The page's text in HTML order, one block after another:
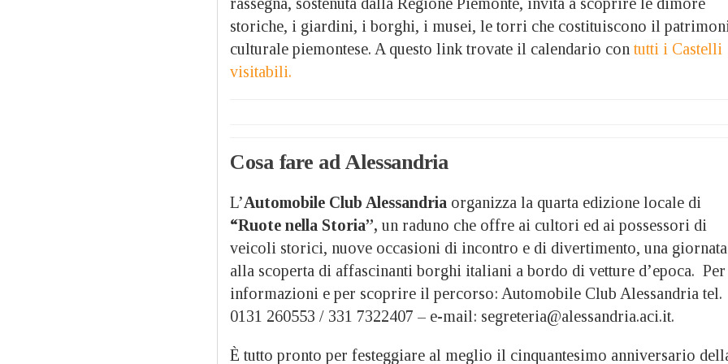
storiche, i giardini, i borghi, i musei, le torri che costituiscono il
culturale piemontese. A questo link trovate il calendario con tutti i Castelli
visitabili.
Cosa fare ad Alessandria
L’Automobile Club Alessandria organizza la quarta edizione locale di
“Ruote nella Storia”, un raduno che offre ai cultori ed ai possessori di
veicoli storici, nuove occasioni di incontro e di divertimento, una giornata
alla scoperta di affascinanti borghi italiani a bordo di vetture d’epoca. Per
informazioni e per scoprire il percorso: Automobile Club Alessandria tel.
0131 260553 / 331 7322407 – e-mail: segreteria@alessandria.aci.it.
È tutto pronto per festeggiare al meglio il cinquantesimo anniversario